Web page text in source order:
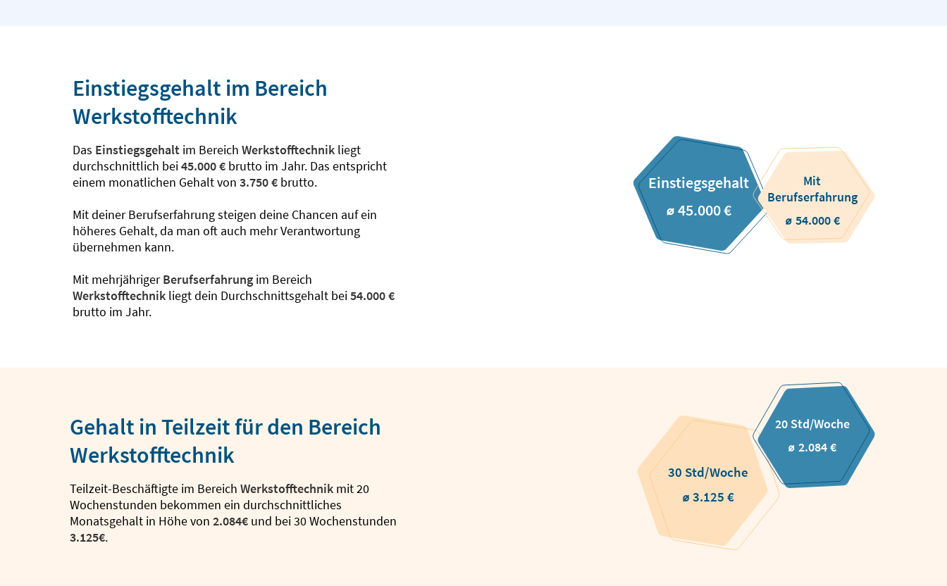
Einstiegsgehalt im Bereich
Werkstofftechnik
Das Einstiegsgehalt im Bereich Werkstofftechnik liegt
durchschnittlich bei45.000 € brutto im Jahr. Das entspricht
einem monatlichen Gehalt von 3.750 € brutto.
Mit deiner Berufserfahrung steigen deine Chancen auf ein
höheres Gehalt, da man oft auch mehr Verantwortung
übernehmen kann.
Mit mehrjährigerBerufserfahrung im Bereich
Werkstofftechnik liegt dein Durchschnittsgehalt bei54.000 €
brutto im Jahr.
Einstiegsgehalt
⌀ 45.000 €
Mit
Berufserfahrung
⌀ 54.000 €
Gehalt in Teilzeit für den Bereich
Werkstofftechnik
Teilzeit-Beschäftigte im Bereich Werkstofftechnik mit 20
Wochenstunden bekommen ein durchschnittliches
Monatsgehalt in Höhe von 2.084€ und bei 30 Wochenstunden
3.125€.
30 Std/Woche
⌀ 3.125 €
20 Std/Woche
⌀ 2.084 €